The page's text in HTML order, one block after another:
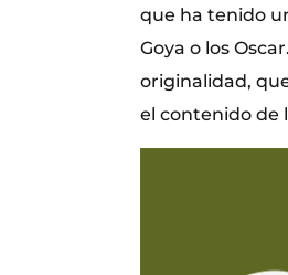
que ha tenido
Goya o los
originalidad,
el contenido de